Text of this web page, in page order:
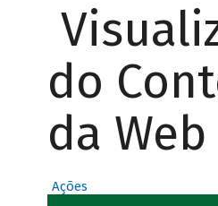
do
da Web
Ações